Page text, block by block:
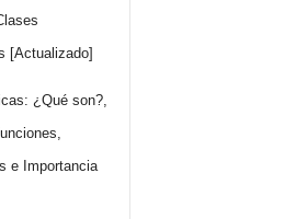
[Actualizado]
¿Qué son?,
e Importancia